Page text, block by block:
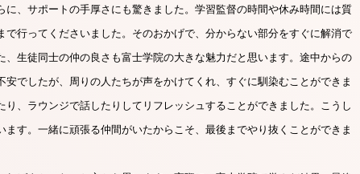
、サポートの手厚さにも驚きました。学習監督の時間や休み時間には質
行ってくださいました。そのおかげで、分からない部分をすぐに解消で
生徒同士の仲の良さも富士学院の大きな魅力だと思います。途中からの
でしたが、周りの人たちが声をかけてくれ、すぐに馴染むことができま
、ラウンジで話したりしてリフレッシュすることができました。こうし
す。一緒に頑張る仲間がいたからこそ、最後までやり抜くことができま